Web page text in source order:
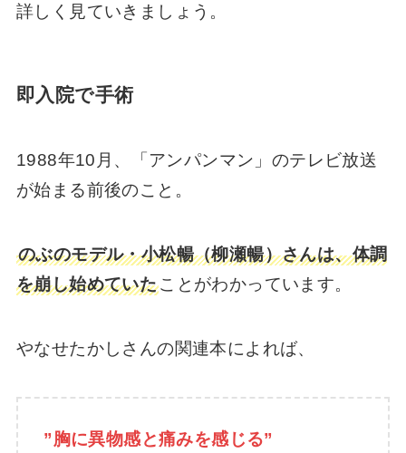
い理由がなぜなのか深掘り！
あんぱん蘭子と八木どうなる？結婚？辻信太
あんぱん健太郎の髪型変わった！カツラやエ
クステ？地毛なのか調査【けんちゃん】
あんぱん八木の家族は？結婚して妻や子供が
いた過去！何があった？
詳しく見ていきましょう。
即入院で手術
1988年10月、「アンパンマン」のテレビ放送
が始まる前後のこと。
のぶのモデル・小松暢（柳瀬暢）さんは、体調
を崩し始めていたことがわかっています。
やなせたかしさんの関連本によれば、
”胸に異物感と痛みを感じる”